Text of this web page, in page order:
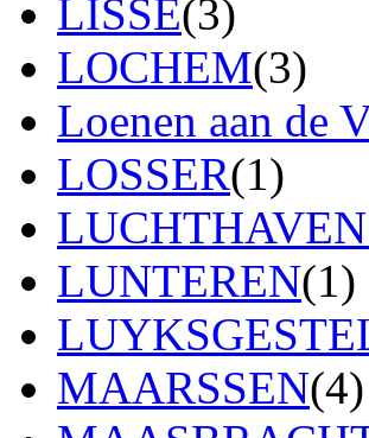
LISSE(3)
LOCHEM(3)
Loenen aan de
LOSSER(1)
LUNTEREN(1)
MAARSSEN(4)